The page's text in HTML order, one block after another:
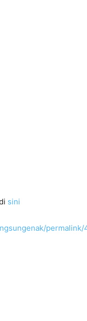
sini
permalink/